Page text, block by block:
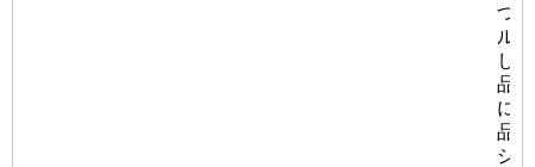
つ
ル
し
品
に
品
シ